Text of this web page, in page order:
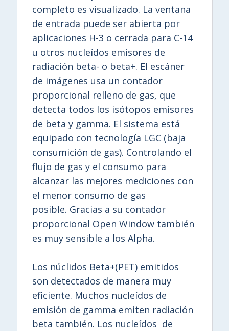
completo es visualizado. La ventana
de entrada puede ser abierta por
aplicaciones H-3 o cerrada para C-14
u otros nucleídos emisores de
radiación beta- o beta+. El escáner
de imágenes usa un contador
proporcional relleno de gas, que
detecta todos los isótopos emisores
de beta y gamma. El sistema está
equipado con tecnología LGC (baja
consumición de gas). Controlando el
flujo de gas y el consumo para
alcanzar las mejores mediciones con
el menor consumo de gas
posible. Gracias a su contador
proporcional Open Window también
es muy sensible a los Alpha.
Los núclidos Beta+(PET) emitidos
son detectados de manera muy
eficiente. Muchos nucleídos de
emisión de gamma emiten radiación
beta también. Los nucleídos de